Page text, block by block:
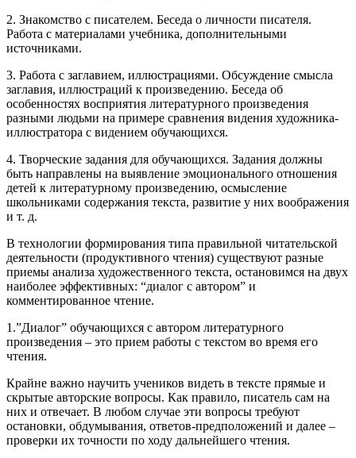
2. Знакомство с писателем. Беседа о личности писателя.
Работа с материалами учебника, дополнительными
источниками.
3. Работа с заглавием, иллюстрациями. Обсуждение смысла
заглавия, иллюстраций к произведению. Беседа об
особенностях восприятия литературного произведения
разными людьми на примере сравнения видения художника-
иллюстратора с видением обучающихся.
4. Творческие задания для обучающихся. Задания должны
быть направлены на выявление эмоционального отношения
детей к литературному произведению, осмысление
школьниками содержания текста, развитие у них воображения
и т. д.
В технологии формирования типа правильной читательской
деятельности (продуктивного чтения) существуют разные
приемы анализа художественного текста, остановимся на двух
наиболее эффективных: “диалог с автором” и
комментированное чтение.
1.”Диалог” обучающихся с автором литературного
произведения – это прием работы с текстом во время его
чтения.
Крайне важно научить учеников видеть в тексте прямые и
скрытые авторские вопросы. Как правило, писатель сам на
них и отвечает. В любом случае эти вопросы требуют
остановки, обдумывания, ответов-предположений и далее –
проверки их точности по ходу дальнейшего чтения.